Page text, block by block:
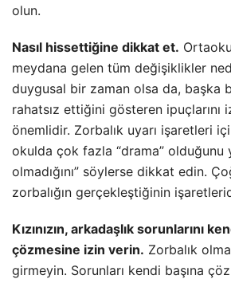
olun.
Nasıl hissettiğine dikkat et.
meydana gelen tüm değişiklikler
duygusal bir zaman olsa da, başka
rahatsız ettiğini gösteren ipuçlarını
önemlidir. Zorbalık uyarı işaretleri
okulda çok fazla “drama” olduğunu
olmadığını” söylerse dikkat edin.
zorbalığın gerçekleştiğinin
Kızınızın, arkadaşlık sorunlarını
çözmesine izin verin. Zorbalık
girmeyin. Sorunları kendi başına